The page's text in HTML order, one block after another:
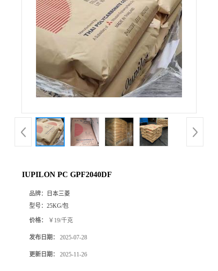
IUPILON PC GPF2040DF
品牌：
日本三菱
型号： 25KG/包
价格： ￥19/千克
发布日期： 2025-07-28
更新日期： 2025-11-26